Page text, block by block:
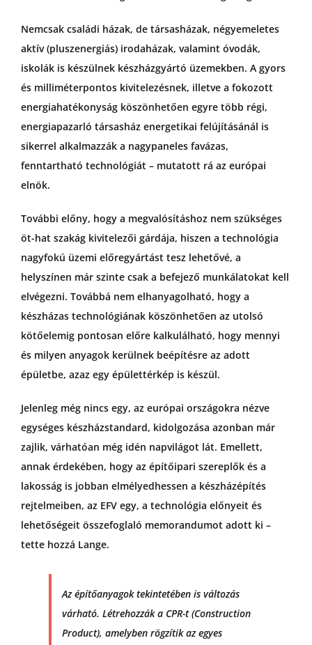
Nemcsak családi házak, de társasházak, négyemeletes
aktív (pluszenergiás) irodaházak, valamint óvodák,
iskolák is készülnek készházgyártó üzemekben. A gyors
és milliméterpontos kivitelezésnek, illetve a fokozott
energiahatékonyság köszönhetően egyre több régi,
energiapazarló társasház energetikai felújításánál is
sikerrel alkalmazzák a nagypaneles favázas,
fenntartható technológiát – mutatott rá az európai
elnök.
További előny, hogy a megvalósításhoz nem szükséges
öt-hat szakág kivitelezői gárdája, hiszen a technológia
nagyfokú üzemi előregyártást tesz lehetővé, a
helyszínen már szinte csak a befejező munkálatokat kell
elvégezni. Továbbá nem elhanyagolható, hogy a
készházas technológiának köszönhetően az utolsó
kötőelemig pontosan előre kalkulálható, hogy mennyi
és milyen anyagok kerülnek beépítésre az adott
épületbe, azaz egy épülettérkép is készül.
Jelenleg még nincs egy, az európai országokra nézve
egységes készházstandard, kidolgozása azonban már
zajlik, várhatóan még idén napvilágot lát. Emellett,
annak érdekében, hogy az építőipari szereplők és a
lakosság is jobban elmélyedhessen a készházépítés
rejtelmeiben, az EFV egy, a technológia előnyeit és
lehetőségeit összefoglaló memorandumot adott ki –
tette hozzá Lange.
Az építőanyagok tekintetében is változás
várható. Létrehozzák a CPR-t (Construction
Product), amelyben rögzítik az egyes